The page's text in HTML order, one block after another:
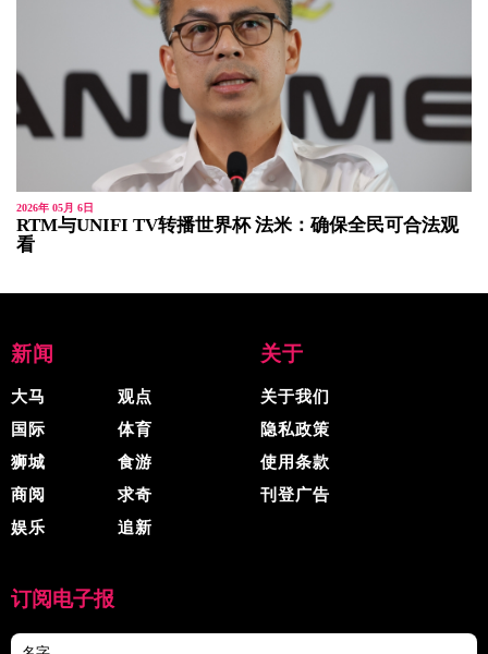
2026年 05月 6日
RTM与UNIFI TV转播世界杯 法米：确保全民可合法观
看
新闻
大马
国际
狮城
商阅
娱乐
观点
体育
食游
求奇
追新
关于
关于我们
隐私政策
使用条款
刊登广告
订阅电子报